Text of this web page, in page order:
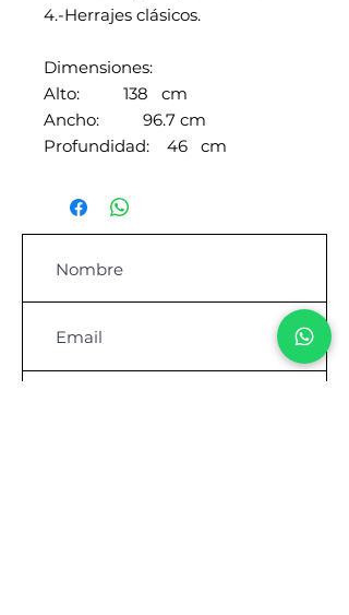
4.-Herrajes clásicos.
Dimensiones:
Alto: 138 cm
Ancho: 96.7 cm
Profundidad: 46 cm